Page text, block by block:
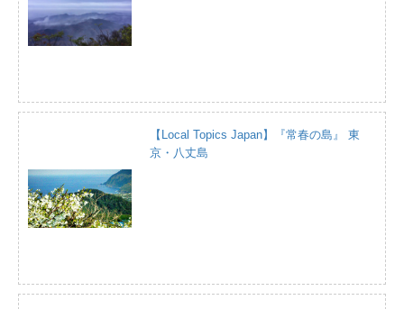
【Local Topics Japan】『常春の島』 東
京・八丈島